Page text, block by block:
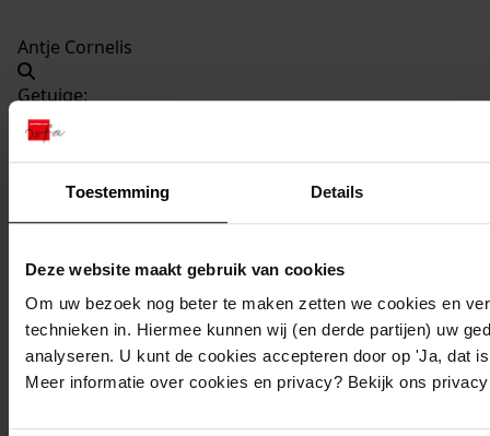
Toestemming Details
Deze website maakt gebruik van cookies
Om uw bezoek nog beter te maken zetten we cookies en
technieken in. Hiermee kunnen wij (en derde partijen) uw
analyseren. U kunt de cookies accepteren door op 'Ja, dat
Meer informatie over cookies en privacy? Bekijk ons
Antje Cornelis
Getuige:
Aaltje Ruijters
Kerkelijke gezindte:
Toegangsnummer:
1702-09 Doop-, trouw- en begraafboeken Enkhuizen,
1581-1910
Inventarisnummer :
13